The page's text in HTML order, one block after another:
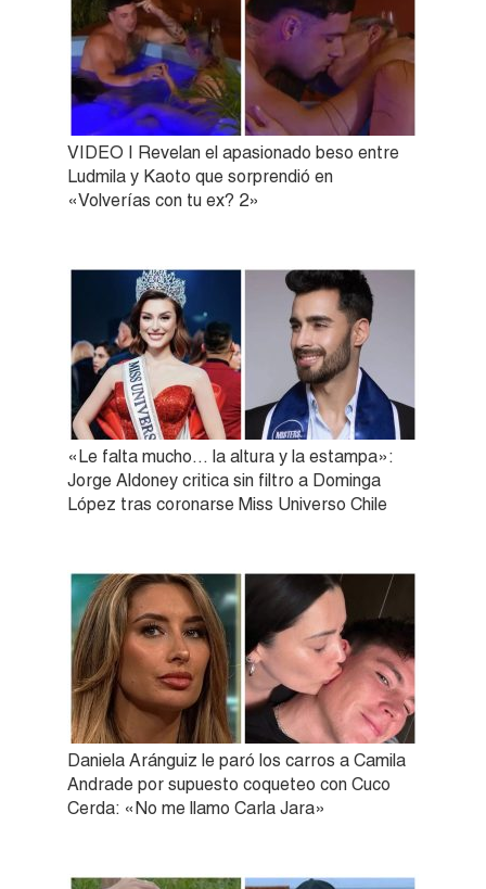
VIDEO | Revelan el apasionado beso entre
Ludmila y Kaoto que sorprendió en
«Volverías con tu ex? 2»
«Le falta mucho… la altura y la estampa»:
Jorge Aldoney critica sin filtro a Dominga
López tras coronarse Miss Universo Chile
Daniela Aránguiz le paró los carros a Camila
Andrade por supuesto coqueteo con Cuco
Cerda: «No me llamo Carla Jara»